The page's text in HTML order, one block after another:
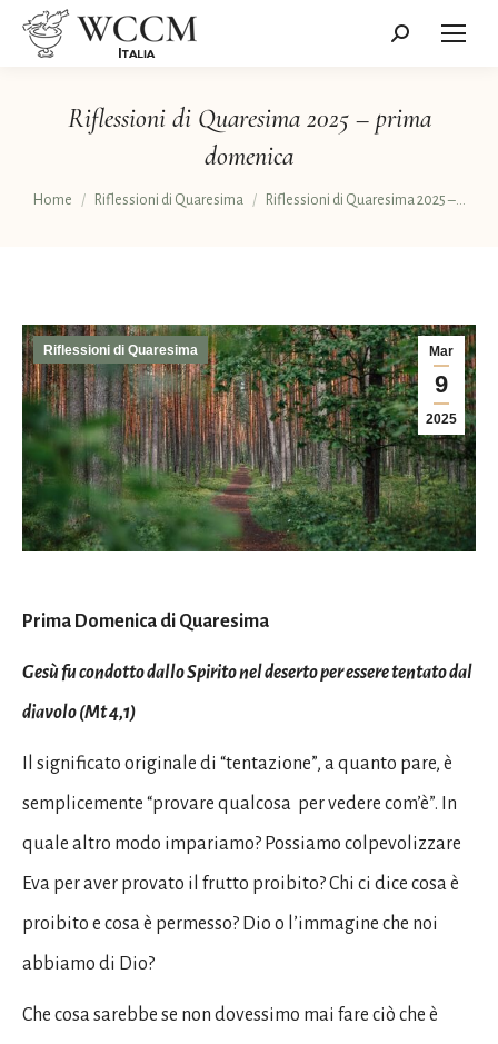
Cerca:
Riflessioni di Quaresima 2025 – prima
domenica
Tu sei qui:
Home Riflessioni di Quaresima Riflessioni di Quaresima 2025 –…
Mar
9
2025
Riflessioni di Quaresima
Prima Domenica di Quaresima
Gesù fu condotto dallo Spirito nel deserto per essere tentato dal
diavolo (Mt 4,1)
Il significato originale di “tentazione”, a quanto pare, è
semplicemente “provare qualcosa per vedere com’è”. In
quale altro modo impariamo? Possiamo colpevolizzare
Eva per aver provato il frutto proibito? Chi ci dice cosa è
proibito e cosa è permesso? Dio o l’immagine che noi
abbiamo di Dio?
Che cosa sarebbe se non dovessimo mai fare ciò che è